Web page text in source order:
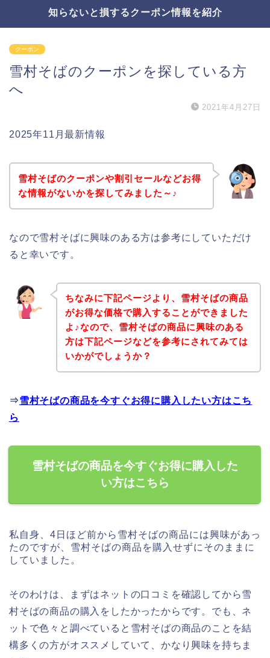
知らないと損するクーポン情報を紹介
クーポン
雪村そばのクーポンを探している方
へ
2021年4月27日
2025年11月最新情報
雪村そばのクーポンや割引セールなどお得
な情報がないかを探してみました～♪
なので雪村そばに興味のある方は参考にしていただけ
ると幸いです。
ちなみに下記ページより、雪村そばの商品
がお得な価格で購入することができました
よ♪なので、雪村そばの商品に興味のある
方は下記ページなどを参考にされてみては
いかがでしょうか？
⇒雪村そばの商品を今すぐお得に購入したい方はこち
ら
雪村そばの商品を今すぐお得に購入した
い方はこちら
私自身、4日ほど前から雪村そばの商品には興味があっ
たのですが、雪村そばの商品を購入せずにそのままに
していました。
そのわけは、まずはネットの口コミを確認してから雪
村そばの商品の購入をしたかったからです。でも、ネ
ットで色々と調べていると雪村そばの商品のことを結
構多くの方がオススメしていて、かなり興味を持ちま